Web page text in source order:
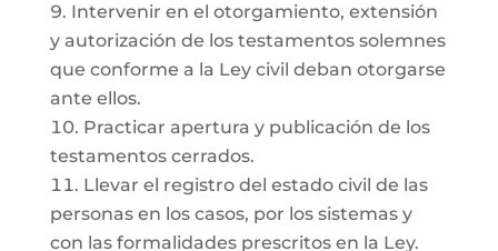
Intervenir en el otorgamiento, extensión
y autorización de los testamentos solemnes
que conforme a la Ley civil deban otorgarse
ante ellos.
Practicar apertura y publicación de los
testamentos cerrados.
Llevar el registro del estado civil de las
personas en los casos, por los sistemas y
con las formalidades prescritos en la Ley.